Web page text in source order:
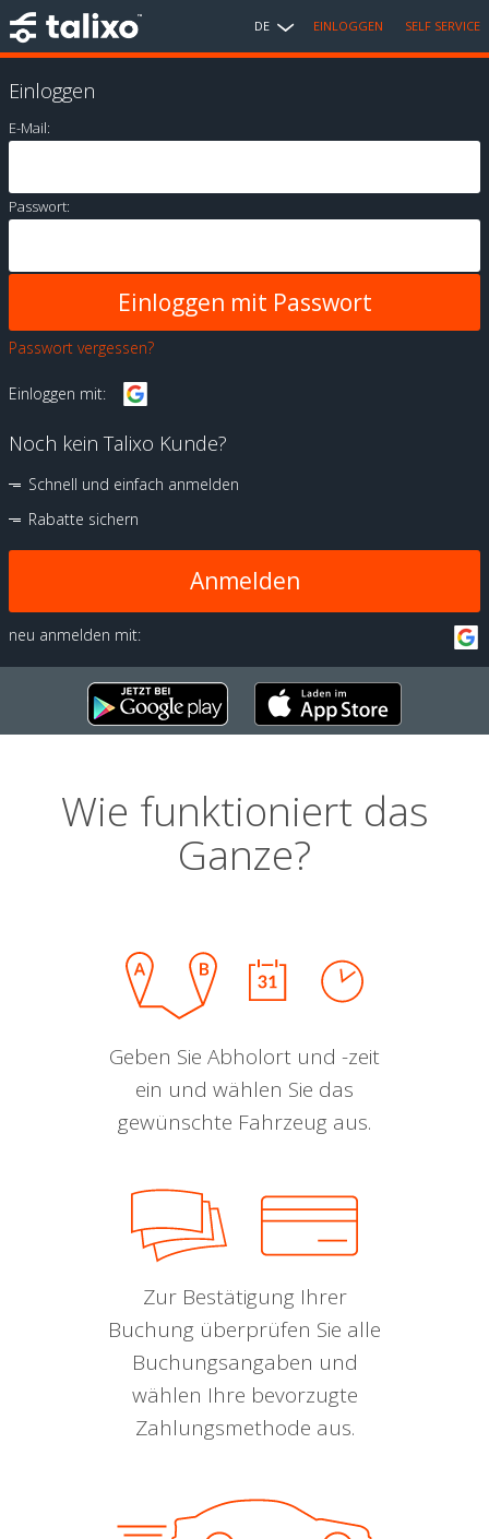
DE EINLOGGEN SELF SERVICE
Einloggen
E-Mail:
Passwort:
Passwort vergessen?
Einloggen mit:
Noch kein Talixo Kunde?
Schnell und einfach anmelden
Rabatte sichern
Anmelden
neu anmelden mit:
Wie funktioniert das
Ganze?
Geben Sie Abholort und -zeit
ein und wählen Sie das
gewünschte Fahrzeug aus.
Zur Bestätigung Ihrer
Buchung überprüfen Sie alle
Buchungsangaben und
wählen Ihre bevorzugte
Zahlungsmethode aus.